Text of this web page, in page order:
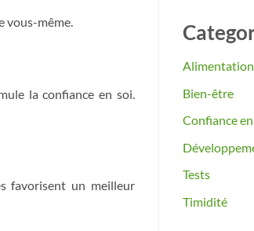
vous-même.
la confiance en soi.
favorisent un meilleur
Alimentation
Bien-être
Confiance
Tests
Timidité